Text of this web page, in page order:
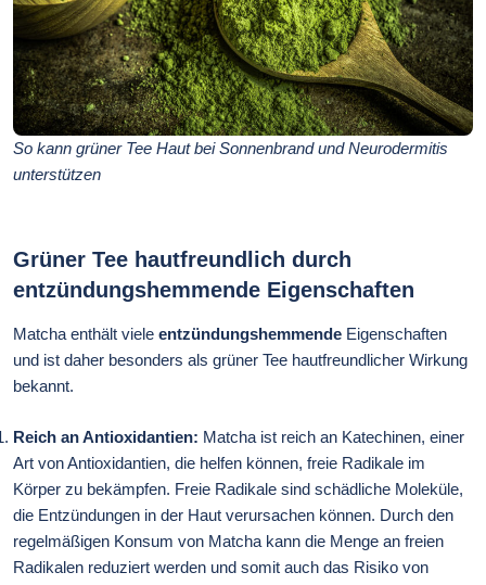
So kann grüner Tee Haut bei Sonnenbrand und Neurodermitis
unterstützen
Grüner Tee hautfreundlich durch
entzündungshemmende Eigenschaften
Matcha enthält viele entzündungshemmende Eigenschaften
und ist daher besonders als grüner Tee hautfreundlicher Wirkung
bekannt.
Reich an Antioxidantien: Matcha ist reich an Katechinen, einer
Art von Antioxidantien, die helfen können, freie Radikale im
Körper zu bekämpfen. Freie Radikale sind schädliche Moleküle,
die Entzündungen in der Haut verursachen können. Durch den
regelmäßigen Konsum von Matcha kann die Menge an freien
Radikalen reduziert werden und somit auch das Risiko von